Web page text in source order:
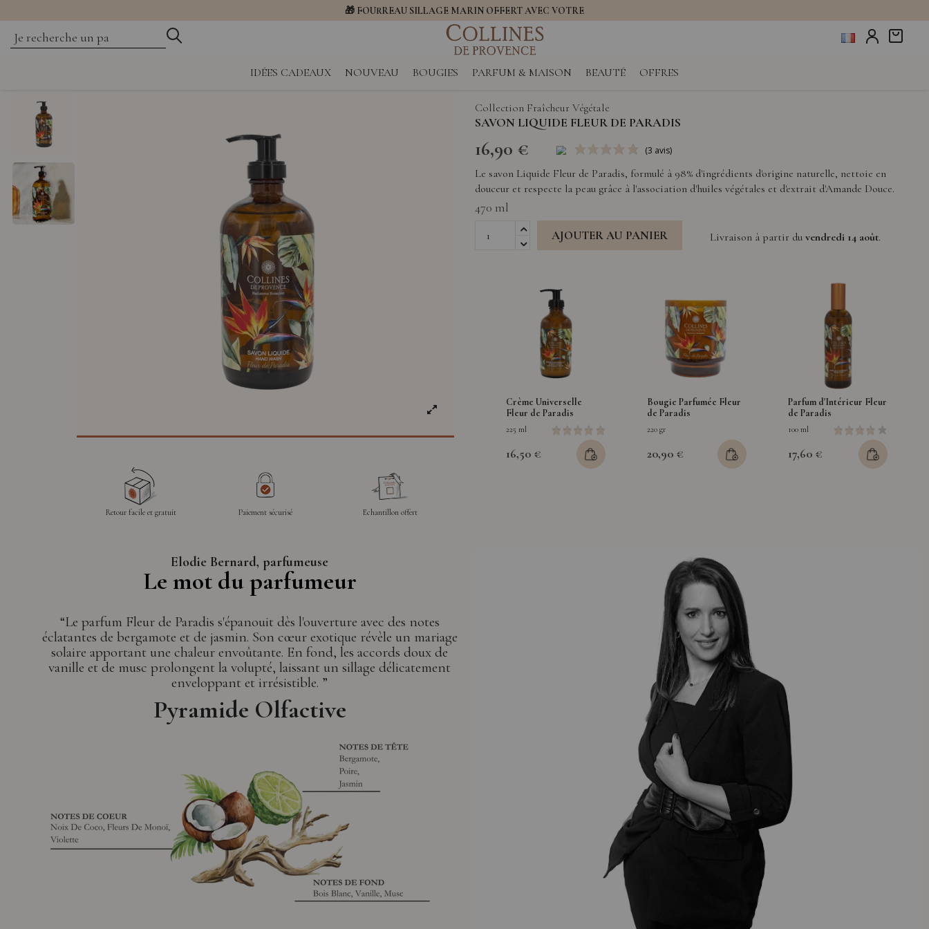
🎁 FOURREAU SILLAGE MARIN OFFERT AVEC VOTRE
DIFFUSEUR
IDÉES CADEAUX NOUVEAU BOUGIES PARFUM & MAISON BEAUTÉ OFFRES
Retour facile et gratuit Paiement sécurisé Echantillon offert
Collection Fraîcheur Végétale
SAVON LIQUIDE FLEUR DE PARADIS
16,90 €
(3 avis)
Le savon Liquide Fleur de Paradis, formulé à 98% d'ingrédients d'origine naturelle, nettoie en
douceur et respecte la peau grâce à l'association d'huiles végétales et d'extrait d'Amande Douce.
470 ml
AJOUTERAU PANIER Livraison à partir du vendredi 14 août.
Crème Universelle
Fleur de Paradis
225 ml
16,50 €
Bougie Parfumée Fleur
de Paradis
220 gr
20,90 €
Parfum d'Intérieur Fleur
de Paradis
100 ml
17,60 €
Elodie Bernard, parfumeuse
Le mot du parfumeur
“Le parfum Fleur de Paradis s'épanouit dès l'ouverture avec des notes
éclatantes de bergamote et de jasmin. Son cœur exotique révèle un mariage
solaire apportant une chaleur envoûtante. En fond, les accords doux de
vanille et de musc prolongent la volupté, laissant un sillage délicatement
enveloppant et irrésistible. ”
Pyramide Olfactive